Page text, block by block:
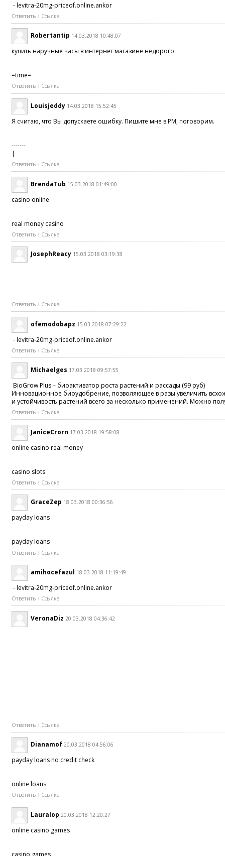
- levitra-20mg-priceof.online.ankor
Ответить Ссылка
Robertantip 14.03.2018 10:48:07
купить наручные часы в интернет магазине недорого
=time=
Ответить Ссылка
Louisjeddy 14.03.2018 15:52:45
Я считаю, что Вы допускаете ошибку. Пишите мне в PM, поговорим.
-------
|
Ответить Ссылка
BrendaTub 15.03.2018 01:49:00
casino online
real money casino
Ответить Ссылка
JosephReacy 15.03.2018 03:19:38
Ответить Ссылка
ofemodobapz 15.03.2018 07:29:22
- levitra-20mg-priceof.online.ankor
Ответить Ссылка
Michaelges 17.03.2018 09:57:55
BioGrow Plus – биоактиватор роста растений и рассады (99 руб)
Инновационное биоудобрение, позволяющее в разы увеличить
и устойчивость растений всего за несколько применений. Можно
Ответить Ссылка
JaniceCrorn 17.03.2018 19:58:08
online casino real money
casino slots
Ответить Ссылка
GraceZep 18.03.2018 00:36:56
payday loans
payday loans
Ответить Ссылка
amihocefazul 18.03.2018 11:19:49
- levitra-20mg-priceof.online.ankor
Ответить Ссылка
VeronaDiz 20.03.2018 04:36:42
Ответить Ссылка
Dianamof 20.03.2018 04:56:06
payday loans no credit check
online loans
Ответить Ссылка
Lauralop 20.03.2018 12:20:27
online casino games
casino games